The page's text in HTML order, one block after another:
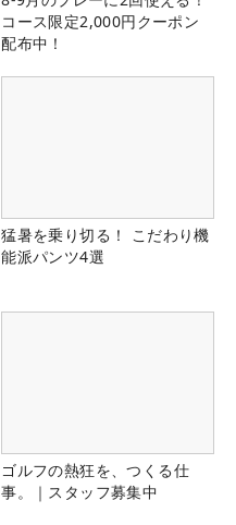
コース限定2,000円クーポン
配布中！
猛暑を乗り切る！ こだわり機
能派パンツ4選
ゴルフの熱狂を、つくる仕
事。｜スタッフ募集中